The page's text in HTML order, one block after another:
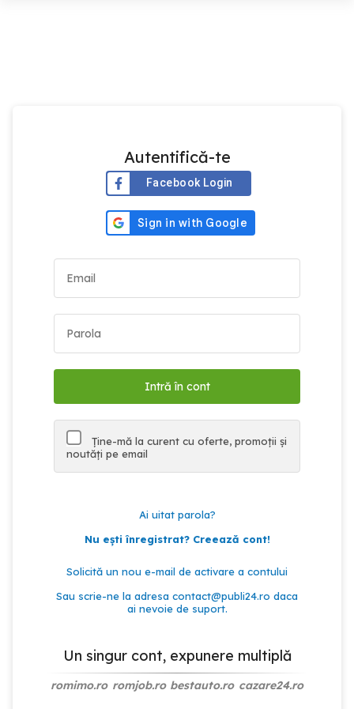
Autentifică-te
Facebook Login
Ține-mă la curent cu oferte, promoții și
noutăți pe email
Ai uitat parola?
Nu ești înregistrat? Creează cont!
Solicită un nou e-mail de activare a contului
Sau scrie-ne la adresa contact@publi24.ro daca
ai nevoie de suport.
Un singur cont, expunere multiplă
romimo.ro romjob.ro bestauto.ro cazare24.ro